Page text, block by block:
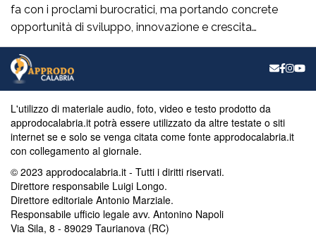
fa con i proclami burocratici, ma portando concrete
opportunità di sviluppo, innovazione e crescita
economica reale nel nostro Mezzogiorno”. Lo dichiara in
una nota l’eurodeputato calabrese di Fratelli d’Italia,
Denis Nesci, annunciando la pubblicazione della
dedicata all’orientamento su […]
L'utilizzo di materiale audio, foto, video e testo prodotto da
approdocalabria.it potrà essere utilizzato da altre testate o siti
internet se e solo se venga citata come fonte approdocalabria.it
con collegamento al giornale.
© 2023 approdocalabria.it - Tutti i diritti riservati.
Direttore responsabile Luigi Longo.
Direttore editoriale Antonio Marziale.
Responsabile ufficio legale avv. Antonino Napoli
Via Sila, 8 - 89029 Taurianova (RC)